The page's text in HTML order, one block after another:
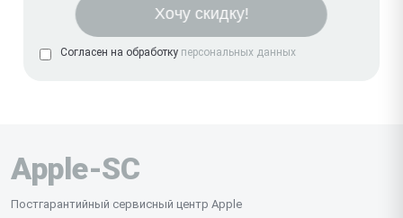
Согласен на обработку персональных данных
Apple-SC
Постгарантийный сервисный центр Apple